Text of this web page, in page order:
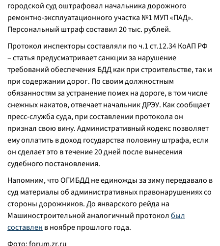
городской суд оштрафовал начальника дорожного
ремонтно-эксплуатационного участка №1 МУП «ПАД».
Персональный штраф составил 20 тыс. рублей.
Протокол инспекторы составляли по ч.1 ст.12.34 КоАП РФ
– статья предусматривает санкции за нарушение
требований обеспечения БДД как при строительстве, так и
при содержании дорог. По своим должностным
обязанностям за устранение помех на дороге, в том числе
снежных накатов, отвечает начальник ДРЭУ. Как сообщает
пресс-служба суда, при составлении протокола он
признал свою вину. Административный кодекс позволяет
ему оплатить в доход государства половину штрафа, если
он сделает это в течение 20 дней после вынесения
судебного постановления.
Напомним, что ОГИБДД не единожды за зиму передавало в
суд материалы об административных правонарушениях со
стороны дорожников. До январского рейда на
Машиностроительной аналогичный протоколбыл
составлен в ноябре прошлого года.